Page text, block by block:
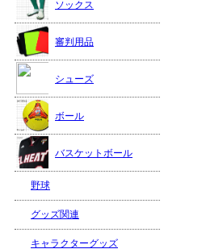
ソックス
審判用品
シューズ
ボール
バスケットボール
野球
グッズ関連
キャラクターグッズ